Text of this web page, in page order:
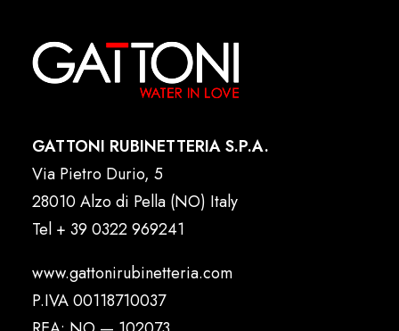
GATTONI RUBINETTERIA S.P.A.
Via Pietro Durio, 5
28010 Alzo di Pella (NO) Italy
Tel + 39 0322 969241
www.gattonirubinetteria.com
P.IVA 00118710037